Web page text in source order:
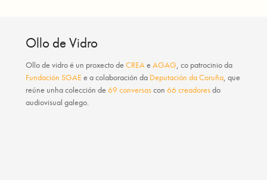
Ollo de Vidro
Ollo de vidroé un proxecto deCREA eAGAG , co patrocinio da
Fundación SGAE e a colaboración da Deputación da Coruña , que
reúne unha colección de69 conversascon66 creadoresdo
audiovisual galego.